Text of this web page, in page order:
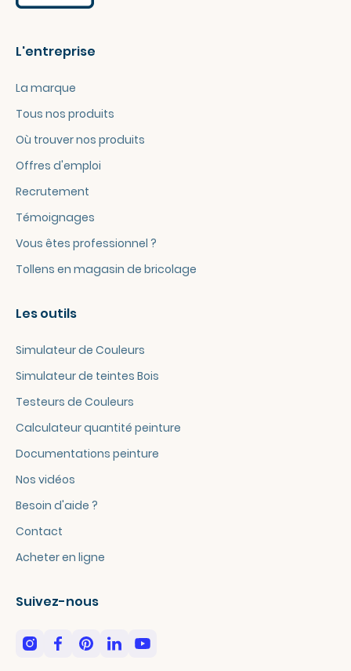
L'entreprise
La marque
Tous nos produits
Où trouver nos produits
Offres d'emploi
Recrutement
Témoignages
Vous êtes professionnel ?
Tollens en magasin de bricolage
Les outils
Simulateur de Couleurs
Simulateur de teintes Bois
Testeurs de Couleurs
Calculateur quantité peinture
Documentations peinture
Nos vidéos
Besoin d'aide ?
Contact
Acheter en ligne
Suivez-nous